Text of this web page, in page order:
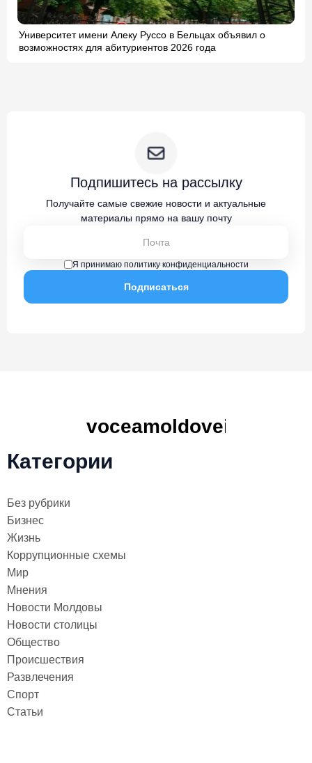
Университет имени Алеку Руссо в Бельцах объявил о
возможностях для абитуриентов 2026 года
Подпишитесь на рассылку
Получайте самые свежие новости и актуальные
материалы прямо на вашу почту
Я принимаю политику конфиденциальности
Категории
Без рубрики
Бизнес
Жизнь
Коррупционные схемы
Мир
Мнения
Новости Молдовы
Новости столицы
Общество
Происшествия
Развлечения
Спорт
Статьи